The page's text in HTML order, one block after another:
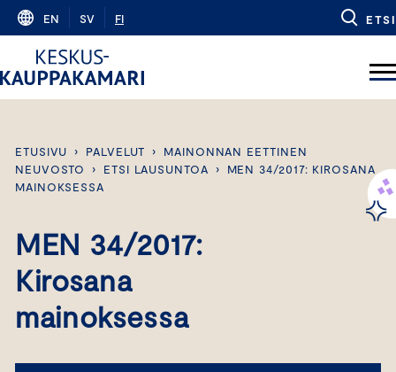
Skip
content
EN SV FI ETSI
ETUSIVU › PALVELUT ›
MAINONNAN EETTINEN
NEUVOSTO
› ETSI LAUSUNTOA ›
MEN 34/2017: KIROSANA
MAINOKSESSA
MEN 34/2017:
Kirosana
mainoksessa